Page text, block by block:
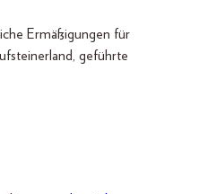
Ermäßigungen für
geführte